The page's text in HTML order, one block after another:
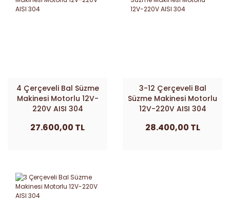
4 Çerçeveli Bal Süzme
Makinesi Motorlu 12V-
220V AISI 304
27.600,00 TL
3-12 Çerçeveli Bal
Süzme Makinesi Motorlu
12V-220V AISI 304
28.400,00 TL